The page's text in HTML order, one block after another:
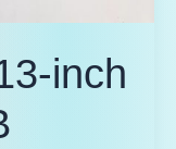
inch